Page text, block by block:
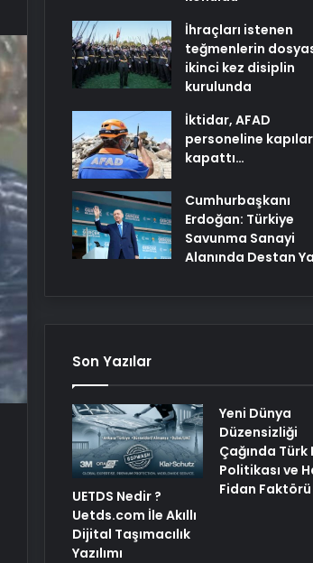
İhraçları istenen
teğmenlerin
ikinci kez disiplin
kurulunda
İktidar, AFAD
personeline
kapattı…
Cumhurbaşkanı
Erdoğan: Türkiye
Savunma Sanayi
Alanında Destan
Son Yazılar
UETDS Nedir ?
Uetds.com İle Akıllı
Dijital Taşımacılık
Yazılımı
Yeni Dünya
Düzensizliği
Çağında Türk
Politikası ve
Fidan Faktörü